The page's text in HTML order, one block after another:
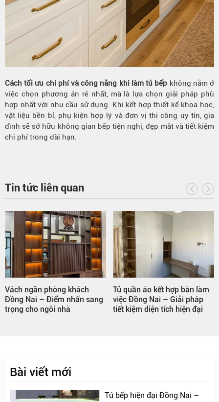
Cách tối ưu chi phí và công năng khi làm tủ bếp không nằm ở
việc chọn phương án rẻ nhất, mà là lựa chọn giải pháp phù
hợp nhất với nhu cầu sử dụng. Khi kết hợp thiết kế khoa học,
vật liệu bền bỉ, phụ kiện hợp lý và đơn vị thi công uy tín, gia
đình sẽ sở hữu không gian bếp tiện nghi, đẹp mắt và tiết kiệm
chi phí trong dài hạn.
Tin tức liên quan
Vách ngăn phòng khách
Đồng Nai – Điểm nhấn sang
trọng cho ngôi nhà
Tủ quần áo kết hợp bàn làm
việc Đồng Nai – Giải pháp
tiết kiệm diện tích hiện đại
Bài viết mới
Tủ bếp hiện đại Đồng Nai –